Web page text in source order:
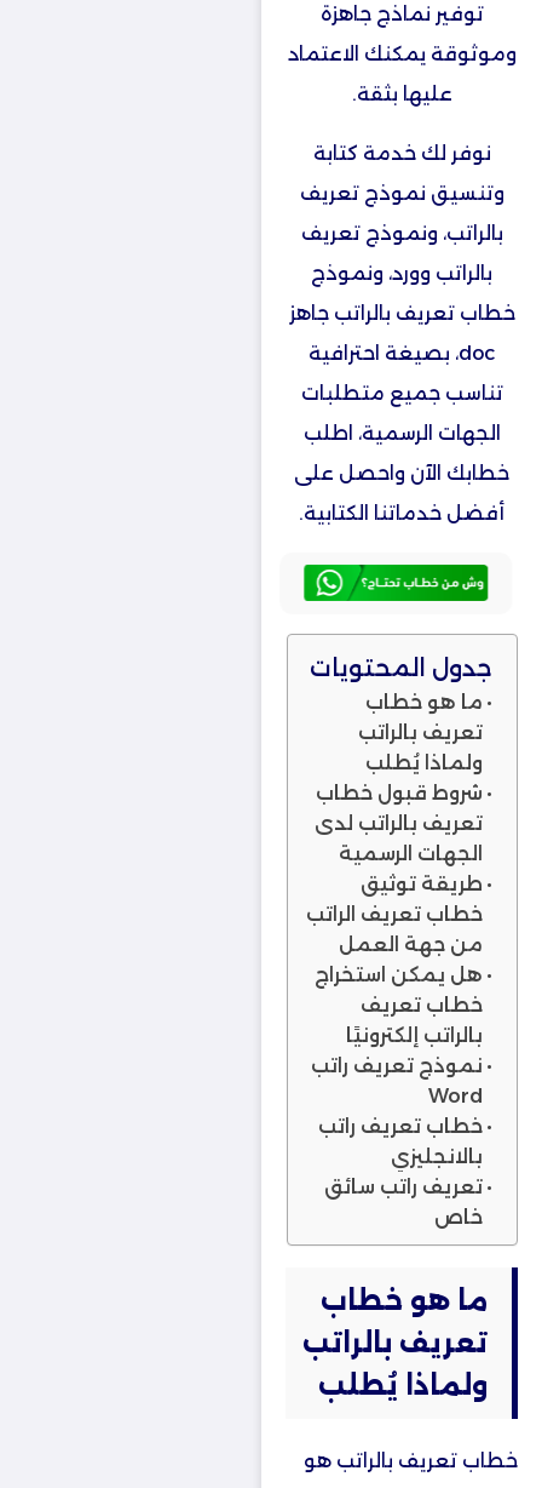
توفير نماذج جاهزة
وموثوقة يمكنك الاعتماد
عليها بثقة.
نوفر لك خدمة كتابة
وتنسيق نموذج تعريف
بالراتب، ونموذج تعريف
بالراتب وورد، ونموذج
خطاب تعريف بالراتب جاهز
doc، بصيغة احترافية
تناسب جميع متطلبات
الجهات الرسمية، اطلب
خطابك الآن واحصل على
أفضل خدماتنا الكتابية.
جدول المحتويات
ما هو خطاب
تعريف بالراتب
ولماذا يُطلب
شروط قبول خطاب
تعريف بالراتب لدى
الجهات الرسمية
طريقة توثيق
خطاب تعريف الراتب
من جهة العمل
هل يمكن استخراج
خطاب تعريف
بالراتب إلكترونيًا
نموذج تعريف راتب
Word
خطاب تعريف راتب
بالانجليزي
تعريف راتب سائق
خاص
ما هو خطاب
تعريف بالراتب
ولماذا يُطلب
خطاب تعريف بالراتب هو